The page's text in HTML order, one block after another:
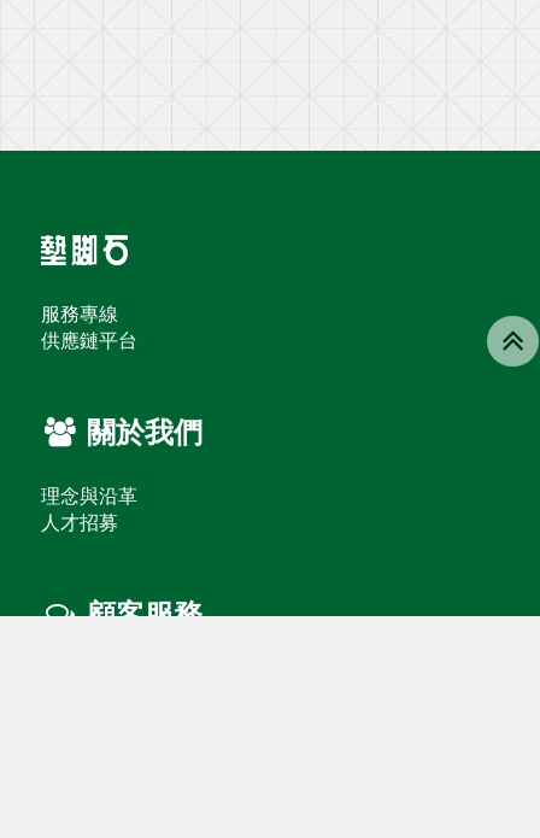
服務專線
供應鏈平台
關於我們
理念與沿革
人才招募
顧客服務